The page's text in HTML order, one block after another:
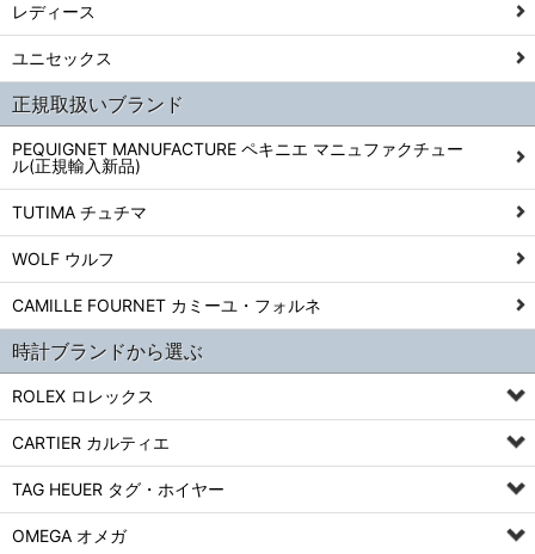
レディース
ユニセックス
正規取扱いブランド
PEQUIGNET MANUFACTURE ペキニエ マニュファクチュー
ル(正規輸入新品)
TUTIMA チュチマ
WOLF ウルフ
CAMILLE FOURNET カミーユ・フォルネ
時計ブランドから選ぶ
ROLEX ロレックス
CARTIER カルティエ
TAG HEUER タグ・ホイヤー
OMEGA オメガ